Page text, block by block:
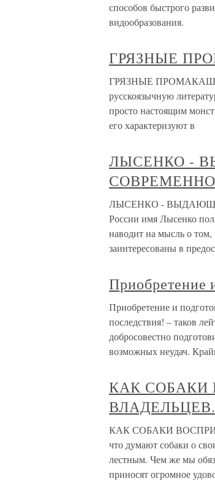
способов быстрого
видообразования.
ГРЯЗНЫЕ
ГРЯЗНЫЕ
русскоязычную
просто настоящим
его характеризуют в
ЛЫСЕНКО -
ЛЫСЕНКО -
России имя Лысенко
наводит на мысль о том,
заинтересованы в
Приобретение
Приобретение и
последствия! – таков
добросовестно
возможных неудач.
КАК
ВЛАДЕЛЬЦЕВ.
КАК СОБАКИ
что думают собаки о
лестным. Чем же мы
приносят огромное